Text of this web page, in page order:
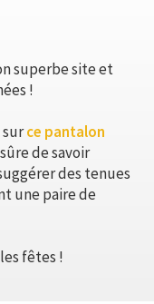
superbe site et
!
surce pantalon
de savoir
des tenues
une paire de
fêtes !